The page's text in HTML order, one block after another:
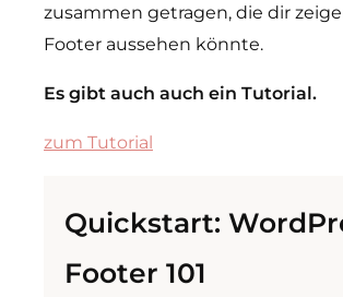
zusammen getragen, die dir
Footer aussehen könnte.
Es gibt auch auch ein Tutorial.
zum Tutorial
Quickstart:
Footer 101